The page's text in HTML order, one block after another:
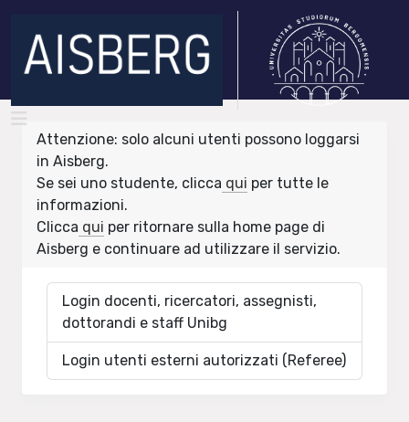
Attenzione: solo alcuni utenti possono loggarsi
in Aisberg.
Se sei uno studente, clicca qui per tutte le
informazioni.
Clicca qui per ritornare sulla home page di
Aisberg e continuare ad utilizzare il servizio.
Login docenti, ricercatori, assegnisti,
dottorandi e staff Unibg
Login utenti esterni autorizzati (Referee)